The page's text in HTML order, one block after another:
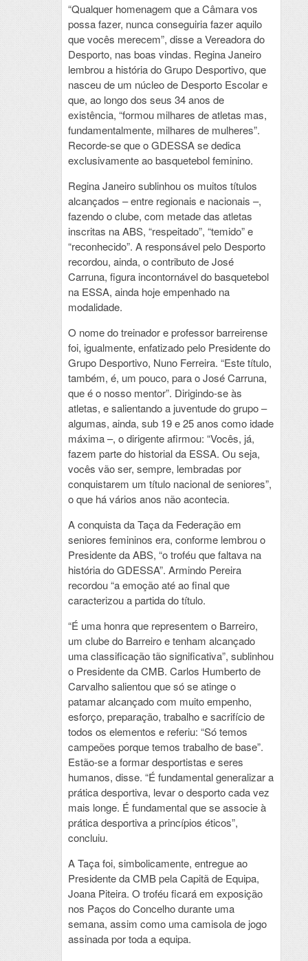
“Qualquer homenagem que a Câmara vos
possa fazer, nunca conseguiria fazer aquilo
que vocês merecem”, disse a Vereadora do
Desporto, nas boas vindas. Regina Janeiro
lembrou a história do Grupo Desportivo, que
nasceu de um núcleo de Desporto Escolar e
que, ao longo dos seus 34 anos de
existência, “formou milhares de atletas mas,
fundamentalmente, milhares de mulheres”.
Recorde-se que o GDESSA se dedica
exclusivamente ao basquetebol feminino.
Regina Janeiro sublinhou os muitos títulos
alcançados – entre regionais e nacionais –,
fazendo o clube, com metade das atletas
inscritas na ABS, “respeitado”, “temido” e
“reconhecido”. A responsável pelo Desporto
recordou, ainda, o contributo de José
Carruna, figura incontornável do basquetebol
na ESSA, ainda hoje empenhado na
modalidade.
O nome do treinador e professor barreirense
foi, igualmente, enfatizado pelo Presidente do
Grupo Desportivo, Nuno Ferreira. “Este título,
também, é, um pouco, para o José Carruna,
que é o nosso mentor”. Dirigindo-se às
atletas, e salientando a juventude do grupo –
algumas, ainda, sub 19 e 25 anos como idade
máxima –, o dirigente afirmou: “Vocês, já,
fazem parte do historial da ESSA. Ou seja,
vocês vão ser, sempre, lembradas por
conquistarem um título nacional de seniores”,
o que há vários anos não acontecia.
A conquista da Taça da Federação em
seniores femininos era, conforme lembrou o
Presidente da ABS, “o troféu que faltava na
história do GDESSA”. Armindo Pereira
recordou “a emoção até ao final que
caracterizou a partida do título.
“É uma honra que representem o Barreiro,
um clube do Barreiro e tenham alcançado
uma classificação tão significativa”, sublinhou
o Presidente da CMB. Carlos Humberto de
Carvalho salientou que só se atinge o
patamar alcançado com muito empenho,
esforço, preparação, trabalho e sacrifício de
todos os elementos e referiu: “Só temos
campeões porque temos trabalho de base”.
Estão-se a formar desportistas e seres
humanos, disse. “É fundamental generalizar a
prática desportiva, levar o desporto cada vez
mais longe. É fundamental que se associe à
prática desportiva a princípios éticos”,
concluiu.
A Taça foi, simbolicamente, entregue ao
Presidente da CMB pela Capitã de Equipa,
Joana Piteira. O troféu ficará em exposição
nos Paços do Concelho durante uma
semana, assim como uma camisola de jogo
assinada por toda a equipa.